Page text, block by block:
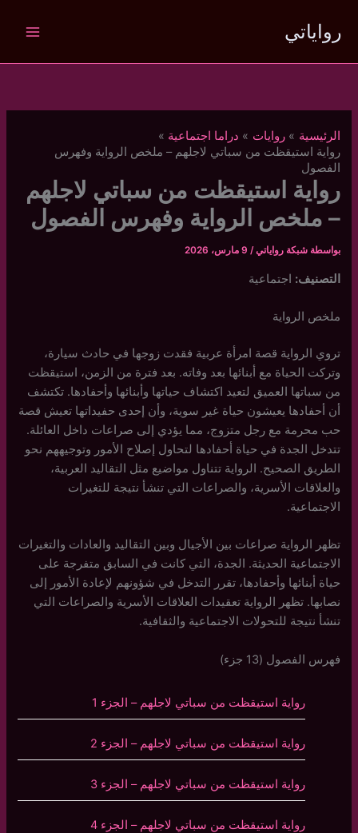
المحتوى
رواياتي
الرئيسية روايات
دراما اجتماعية
رواية استيقظت من سباتي لاجلهم – ملخص الرواية وفهرس
الفصول
رواية استيقظت من سباتي لاجلهم
– ملخص الرواية وفهرس الفصول
بواسطة شبكة رواياتي/ 9 مارس، 2026
التصنيف: اجتماعية
ملخص الرواية
تروي الرواية قصة امرأة عربية فقدت زوجها في حادث سيارة،
وتركت الحياة مع أبنائها بعد وفاته. بعد فترة من الزمن، استيقظت
من سباتها العميق لتعيد اكتشاف حياتها وأبنائها وأحفادها. تكتشف
أن أحفادها يعيشون حياة غير سوية، وأن إحدى حفيداتها تعيش قصة
حب محرمة مع رجل متزوج، مما يؤدي إلى صراعات داخل العائلة.
تتدخل الجدة في حياة أحفادها لتحاول إصلاح الأمور وتوجيههم نحو
الطريق الصحيح. الرواية تتناول مواضيع مثل التقاليد العربية،
والعلاقات الأسرية، والصراعات التي تنشأ نتيجة للتغيرات
الاجتماعية.
تظهر الرواية صراعات بين الأجيال وبين التقاليد والعادات والتغيرات
الاجتماعية الحديثة. الجدة، التي كانت في السابق متفرجة على
حياة أبنائها وأحفادها، تقرر التدخل في شؤونهم لإعادة الأمور إلى
نصابها. تظهر الرواية تعقيدات العلاقات الأسرية والصراعات التي
تنشأ نتيجة للتحولات الاجتماعية والثقافية.
فهرس الفصول (13 جزء)
رواية استيقظت من سباتي لاجلهم – الجزء 1
رواية استيقظت من سباتي لاجلهم – الجزء 2
رواية استيقظت من سباتي لاجلهم – الجزء 3
رواية استيقظت من سباتي لاجلهم – الجزء 4